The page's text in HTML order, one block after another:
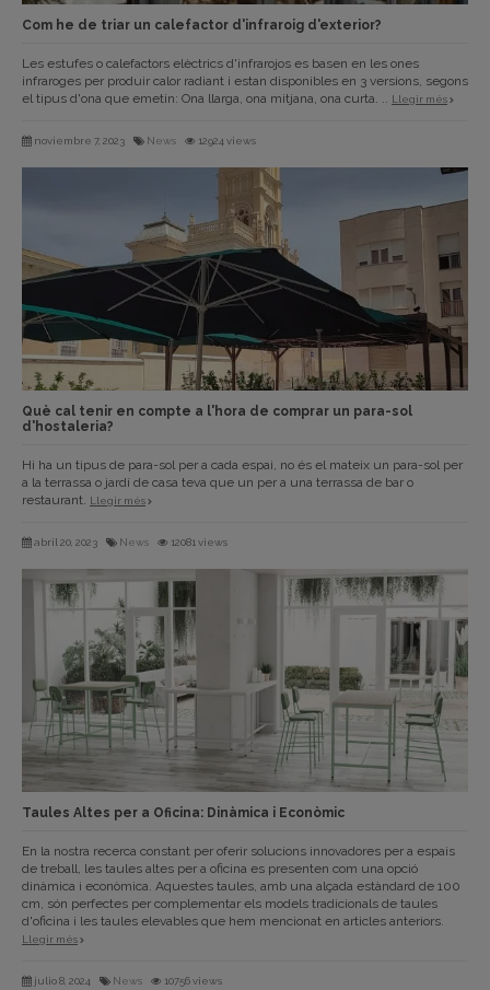
Com he de triar un calefactor d'infraroig d'exterior?
Les estufes o calefactors elèctrics d'infrarojos es basen en les ones
infraroges per produir calor radiant i estan disponibles en 3 versions, segons
el tipus d'ona que emetin: Ona llarga, ona mitjana, ona curta. .. Llegir més
noviembre 7, 2023 News 12924 views
Què cal tenir en compte a l'hora de comprar un para-sol
d'hostaleria?
Hi ha un tipus de para-sol per a cada espai, no és el mateix un para-sol per
a la terrassa o jardí de casa teva que un per a una terrassa de bar o
restaurant. Llegir més
abril 20, 2023 News 12081 views
Taules Altes per a Oficina: Dinàmica i Econòmic
En la nostra recerca constant per oferir solucions innovadores per a espais
de treball, les taules altes per a oficina es presenten com una opció
dinàmica i econòmica. Aquestes taules, amb una alçada estàndard de 100
cm, són perfectes per complementar els models tradicionals de taules
d'oficina i les taules elevables que hem mencionat en articles anteriors.
Llegir més
julio 8, 2024 News 10756 views